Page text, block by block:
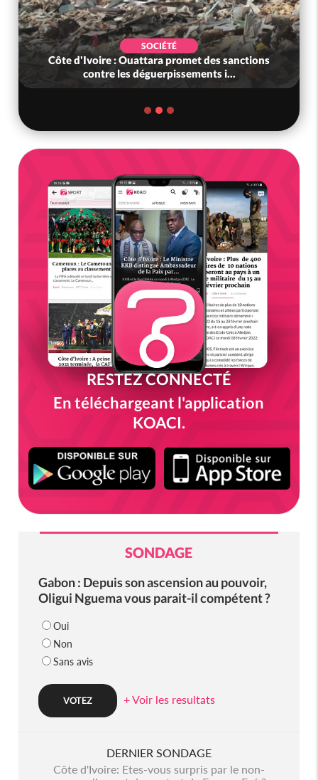
SOCIÉTÉ
Côte d'Ivoire : Ouattara promet des sanctions
contre les déguerpissements i...
RESTEZ CONNECTÉ
En téléchargeant l'application
KOACI.
SONDAGE
Gabon : Depuis son ascension au pouvoir,
Oligui Nguema vous parait-il compétent ?
Oui
Non
Sans avis
+ Voir les resultats
DERNIER SONDAGE
Côte d'Ivoire: Etes-vous surpris par le non-